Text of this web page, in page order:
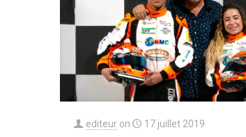
editeur on 17 juillet 2019